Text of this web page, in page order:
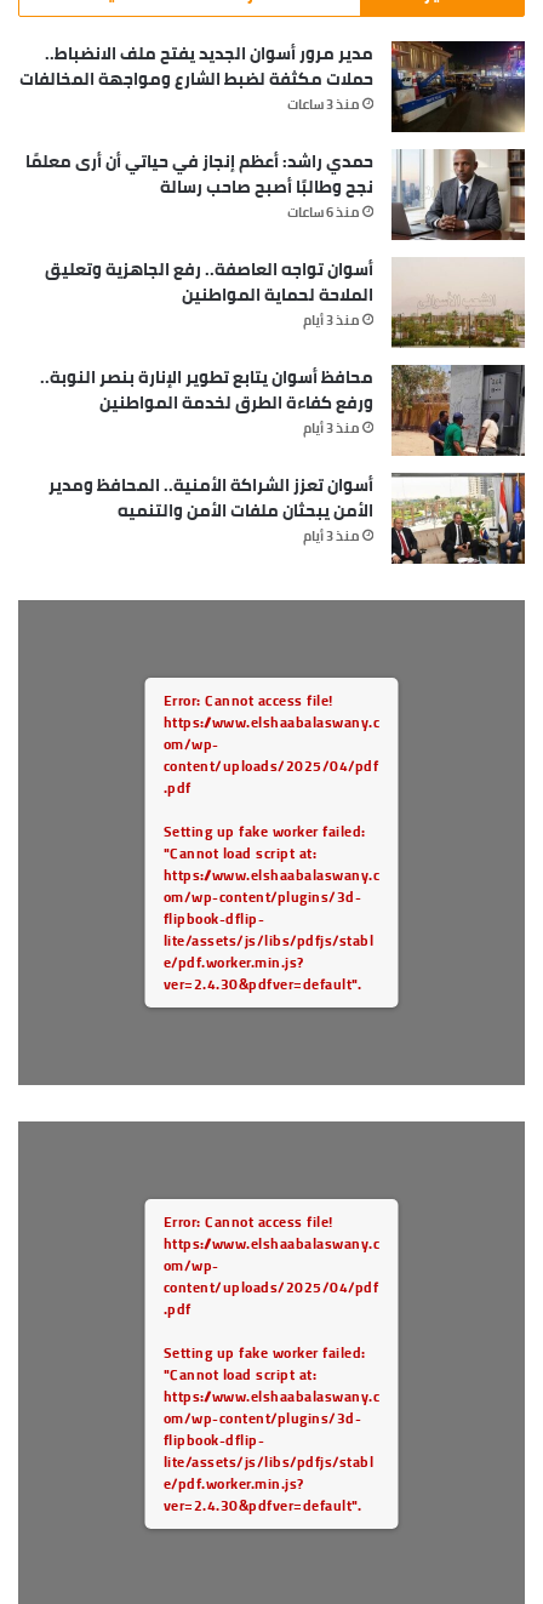
مدير مرور أسوان الجديد يفتح ملف الانضباط..
حملات مكثفة لضبط الشارع ومواجهة المخالفات
منذ 3 ساعات
حمدي راشد: أعظم إنجاز في حياتي أن أرى معلمًا
نجح وطالبًا أصبح صاحب رسالة
منذ 6 ساعات
أسوان تواجه العاصفة.. رفع الجاهزية وتعليق
الملاحة لحماية المواطنين
منذ 3 أيام
محافظ أسوان يتابع تطوير الإنارة بنصر النوبة..
ورفع كفاءة الطرق لخدمة المواطنين
منذ 3 أيام
أسوان تعزز الشراكة الأمنية.. المحافظ ومدير
الأمن يبحثان ملفات الأمن والتنميه
منذ 3 أيام
Error: Cannot access file!
https://www.elshaabalaswany.c
om/wp-
content/uploads/2025/04/pdf
.pdf
Setting up fake worker failed:
"Cannot load script at:
https://www.elshaabalaswany.c
om/wp-content/plugins/3d-
flipbook-dflip-
lite/assets/js/libs/pdfjs/stabl
e/pdf.worker.min.js?
ver=2.4.30&pdfver=default".
Error: Cannot access file!
https://www.elshaabalaswany.c
om/wp-
content/uploads/2025/04/pdf
.pdf
Setting up fake worker failed:
"Cannot load script at:
https://www.elshaabalaswany.c
om/wp-content/plugins/3d-
flipbook-dflip-
lite/assets/js/libs/pdfjs/stabl
e/pdf.worker.min.js?
ver=2.4.30&pdfver=default".